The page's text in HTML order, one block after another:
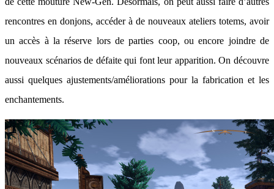
rencontres en donjons, accéder à de nouveaux ateliers totems, avoir
un accès à la réserve lors de parties coop, ou encore joindre de
nouveaux scénarios de défaite qui font leur apparition. On découvre
aussi quelques ajustements/améliorations pour la fabrication et les
enchantements.